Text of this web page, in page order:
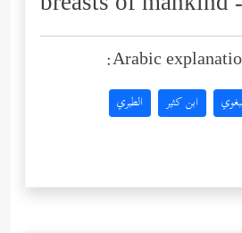
Arabic
ابن كثير الطبري